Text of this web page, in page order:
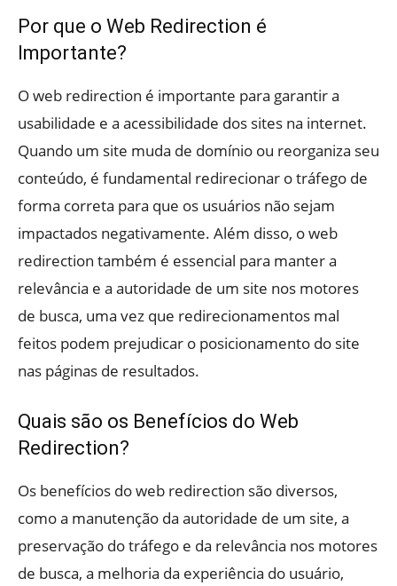
Por que o Web Redirection é
Importante?
O web redirection é importante para garantir a
usabilidade e a acessibilidade dos sites na internet.
Quando um site muda de domínio ou reorganiza seu
conteúdo, é fundamental redirecionar o tráfego de
forma correta para que os usuários não sejam
impactados negativamente. Além disso, o web
redirection também é essencial para manter a
relevância e a autoridade de um site nos motores
de busca, uma vez que redirecionamentos mal
feitos podem prejudicar o posicionamento do site
nas páginas de resultados.
Quais são os Benefícios do Web
Redirection?
Os benefícios do web redirection são diversos,
como a manutenção da autoridade de um site, a
preservação do tráfego e da relevância nos motores
de busca, a melhoria da experiência do usuário,